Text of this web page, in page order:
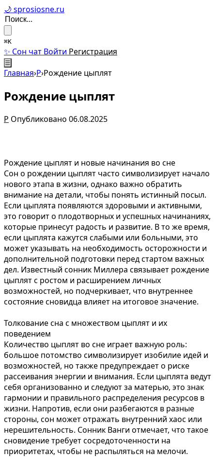
🌙 sprosiosne.ru
⌘K
✨ Сон чат Войти Регистрация
☰
Главная›Р›Рождение цыплят
Рождение цыплят
Р Опубликовано 06.08.2025
Рождение цыплят и новые начинания во сне
Сон о рождении цыплят часто символизирует начало
нового этапа в жизни, однако важно обратить
внимание на детали, чтобы понять истинный посыл.
Если цыплята появляются здоровыми и активными,
это говорит о плодотворных и успешных начинаниях,
которые принесут радость и развитие. В то же время,
если цыплята кажутся слабыми или больными, это
может указывать на необходимость осторожности и
дополнительной подготовки перед стартом важных
дел. Известный сонник Миллера связывает рождение
цыплят с ростом и расширением личных
возможностей, но подчеркивает, что внутреннее
состояние сновидца влияет на итоговое значение.
Толкование сна с множеством цыплят и их
поведением
Количество цыплят во сне играет важную роль:
большое потомство символизирует изобилие идей и
возможностей, но также предупреждает о риске
рассеивания энергии и внимания. Если цыплята ведут
себя организованно и следуют за матерью, это знак
гармонии и правильного распределения ресурсов в
жизни. Напротив, если они разбегаются в разные
стороны, сон может отражать внутренний хаос или
нерешительность. Сонник Ванги отмечает, что такое
сновидение требует сосредоточенности на
приоритетах, чтобы не распыляться на мелочи.